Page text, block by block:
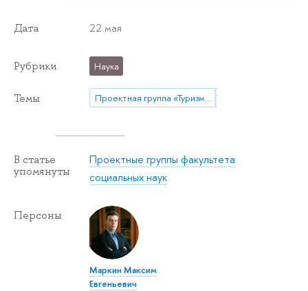
Дата 22 мая
Рубрики Наука
Темы Проектная группа «Туризм в пространстве стилей жизни»
В статье
упомянуты
Проектные группы факультета
социальных наук
Персоны
Маркин Максим
Евгеньевич